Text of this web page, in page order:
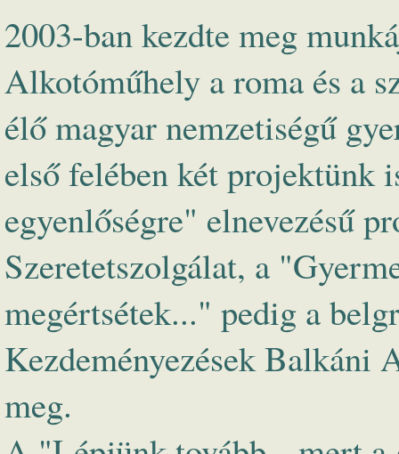
2003-ban kezdte meg
Alkotóműhely a roma és a
élő magyar nemzetiségű
első felében két projektünk
egyenlőségre" elnevezésű
Szeretetszolgálat, a
megértsétek..." pedig a
Kezdeményezések Balkáni
meg.